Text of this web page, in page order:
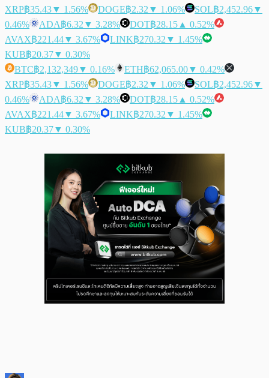
XRP฿35.43▼ 1.56% DOGE฿2.32 ▼ 1.06% SOL฿2,452.96▼
0.46%
ADA฿6.32 ▼ 3.28% DOT฿28.15 ▲ 0.52%
AVAX฿221.44▼ 3.67% LINK฿270.32 ▼ 1.45%
KUB฿20.37▼ 0.30%
BTC฿2,132,349▼ 0.16% ETH฿62,065.00▼ 0.42%
XRP฿35.43▼ 1.56% DOGE฿2.32 ▼ 1.06% SOL฿2,452.96▼
0.46%
ADA฿6.32 ▼ 3.28% DOT฿28.15 ▲ 0.52%
AVAX฿221.44▼ 3.67% LINK฿270.32 ▼ 1.45%
KUB฿20.37▼ 0.30%